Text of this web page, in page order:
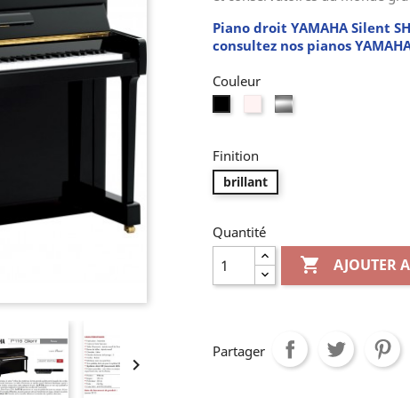

Piano droit YAMAHA Silent
consultez nos pianos
Couleur
BlancNoir
Finition
brillant
Quantité
 AJOUTER
Partager